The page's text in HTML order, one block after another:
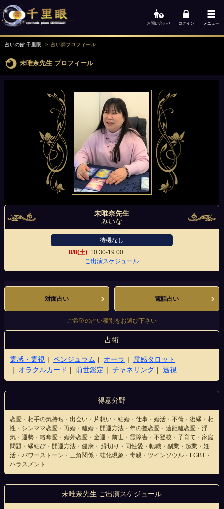
お問い合わせ ログイン メニュー
占いの館 千里眼 占い師プロフィール
未唯奈先生 プロフィール
未唯奈先生
みいな
待機なし
8/8(土) 10:30-19:00
ご出演スケジュール
対面占い 電話占い
ご希望の占い種別をお選び下さい
占術
霊感・霊視 ペンジュラム オーラ
霊感タロット
オラクルカード
前世鑑定 チャネリング 透視
得意分野
恋愛・相手の気持ち・出会い・片想い・結婚・仕事・婚活・不倫・復縁・相
性・シンママ恋愛・再婚・離婚・開運方法・年の差恋愛・遠距離恋愛・浮
気・運勢・略奪愛・婚外恋愛・金運・前世・霊障害・不登校・子育て・家庭
問題・縁結び・開運方法・健康・ 縁切り・同性愛・転職・副業・起業・妊
活・パワーストーン・三角関係・蛙化現象・毒親・ツインソウル・LGBT・
ハラスメント
未唯奈先生 ご出演スケジュール